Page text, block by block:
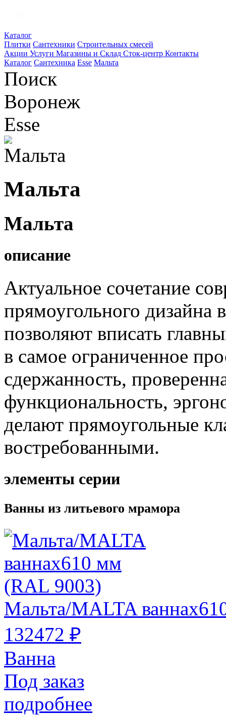
Каталог
Плитки Сантехники Строительных смесей
Акции Услуги Магазины и Склад Сток-центр Контакты
Каталог Сантехника Esse Мальта
Поиск
Воронеж
Esse
Мальта
Мальта
описание
Актуальное сочетание
прямоугольного
позволяют вписать
в самое ограниченное
сдержанность,
функциональность,
делают прямоугольные
востребованными.
элементы серии
Ванны из литьевого мрамора
Мальта/MALTA
132472 ₽
Ванна
Под заказ
подробнее